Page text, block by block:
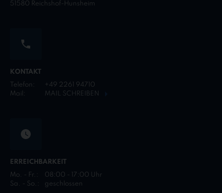
51580 Reichshof-Hunsheim
KONTAKT
Telefon:
+49 2261 94710
Mail:
MAIL SCHREIBEN
ERREICHBARKEIT
Mo. - Fr.:
08:00 - 17:00 Uhr
Sa. - So.:
geschlossen